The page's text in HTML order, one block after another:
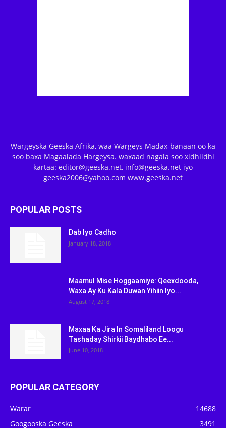
Wargeyska Geeska Afrika, waa Wargeys Madax-banaan oo ka
soo baxa Magaalada Hargeysa. waxaad nagala soo xidhiidhi
kartaa: editor@geeska.net, info@geeska.net iyo
geeska2006@yahoo.com www.geeska.net
POPULAR POSTS
Dab Iyo Cadho
January 18, 2018
Maamul Mise Hoggaamiye: Qeexdooda,
Waxa Ay Ku Kala Duwan Yihiin Iyo...
August 17, 2018
Maxaa Ka Jira In Somaliland Loogu
Tashaday Shirkii Baydhabo Ee...
June 10, 2018
POPULAR CATEGORY
Warar
14688
Googooska Geeska
3491